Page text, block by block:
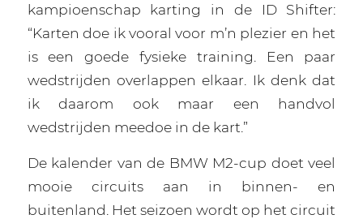
kampioenschap karting in de ID Shifter:
“Karten doe ik vooral voor m’n plezier en het
is een goede fysieke training. Een paar
wedstrijden overlappen elkaar. Ik denk dat
ik daarom ook maar een handvol
wedstrijden meedoe in de kart.”
De kalender van de BMW M2-cup doet veel
mooie circuits aan in binnen- en
buitenland. Het seizoen wordt op het circuit